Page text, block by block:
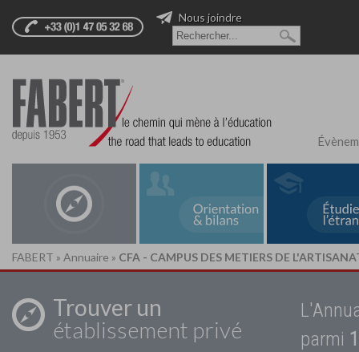
Nous joindre
FABERT » Annuaire » CFA - CAMPUS DES METIERS DE
Trouver un
établissement privé
parmi